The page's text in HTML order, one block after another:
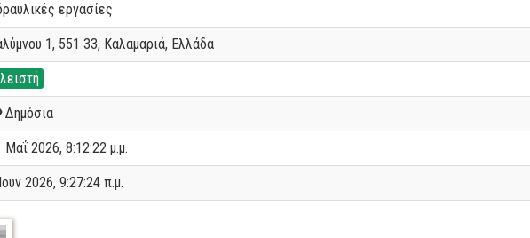
εργασίες
1, 551 33, Καλαμαριά, Ελλάδα
Δημόσια
Μαΐ 2026, 8:12:22 μ.μ.
2026, 9:27:24 π.μ.